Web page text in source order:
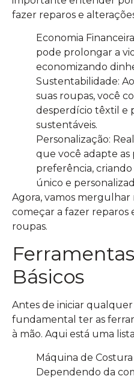
fazer reparos e
Economia
pode prolongar a
economizando
Sustentabilidade:
suas roupas, você
desperdício têxtil e
sustentáveis.
Personalização:
que você adapte as
preferência,
único e
Agora, vamos mergulhar
começar a fazer reparos
roupas.
Básicos
Antes de iniciar
fundamental ter as
à mão. Aqui está uma
Máquina de
Dependendo da